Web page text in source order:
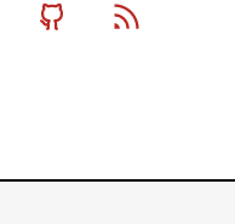
MastodonGithub